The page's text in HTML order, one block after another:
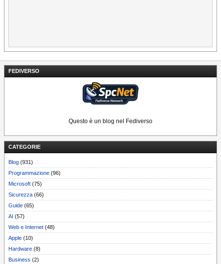
FEDIVERSO
Questo è un blog nel Fediverso
CATEGORIE
Blog (931)
Programmazione (96)
Microsoft (75)
Sicurezza (66)
Guide (65)
AI (57)
Web e Internet (48)
Apple (10)
Hardware (8)
Business (2)